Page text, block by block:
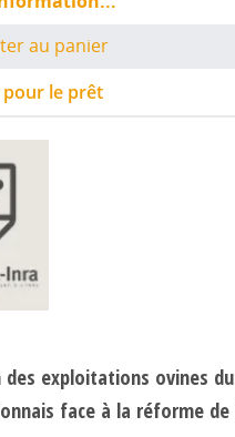
au panier
le prêt
exploitations ovines du
face à la réforme de